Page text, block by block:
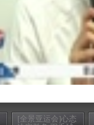
[全景亚运会]心态